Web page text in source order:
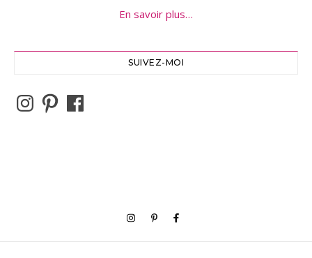
En savoir plus…
SUIVEZ-MOI
Instagram
PinterestFacebook